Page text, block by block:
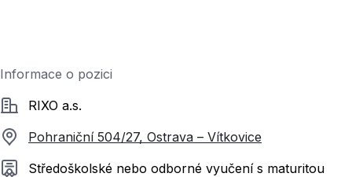
Informace o pozici
SpolečnostRIXO a.s.
Pohraniční 504/27, Ostrava – Vítkovice
Požadované vzdělání
Středoškolské nebo odborné vyučení s maturitou